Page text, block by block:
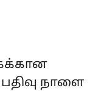
நாளை